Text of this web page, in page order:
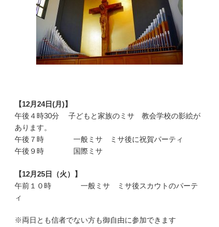
【12月24日(月)】
午後４時30分 子どもと家族のミサ 教会学校の影絵が
あります。
午後７時 一般ミサ ミサ後に祝賀パーティ
午後９時 国際ミサ
【12月25日（火）】
午前１０時 一般ミサ ミサ後スカウトのパーテ
ィ
※両日とも信者でない方も御自由に参加できます